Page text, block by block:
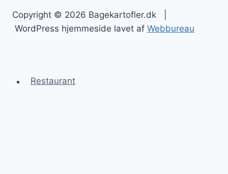
Copyright © 2026 Bagekartofler.dk |
WordPress hjemmeside lavet af Webbureau
Restaurant